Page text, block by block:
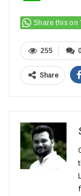
Share this on
255
Share